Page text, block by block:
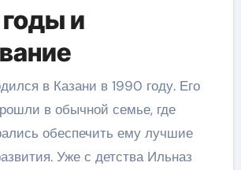
и
в Казани в 1990 году. Его
в обычной семье, где
обеспечить ему лучшие
Уже с детства Ильназ